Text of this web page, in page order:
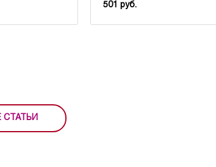
эффектом"
501 руб.
СТАТЬИ